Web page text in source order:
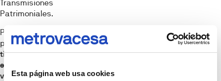
Esta página web usa cookies
Transmisiones
Patrimoniales.
Por otra parte, si te
preguntas por qué
tienes que pagar tú
el ITP y no el
vendedor, debes